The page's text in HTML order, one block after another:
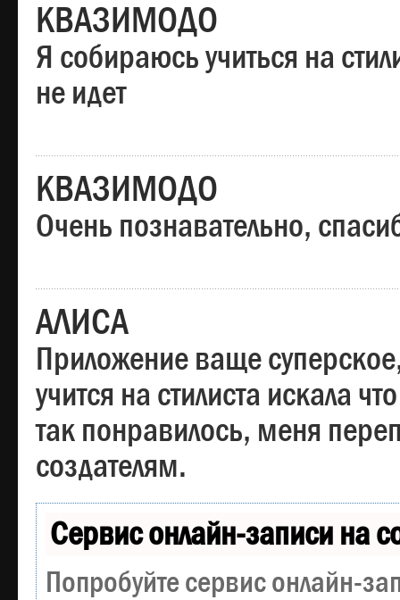
КВАЗИМОДО
Я собираюсь учиться на
не идет
КВАЗИМОДО
Очень познавательно,
АЛИСА
Приложение ваще
учится на стилиста искала
так понравилось, меня
создателям.
Сервис онлайн-записи на
Попробуйте сервис онлайн-